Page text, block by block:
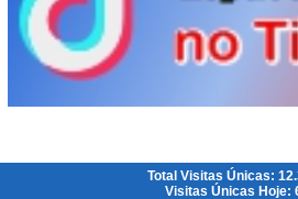
Total Visitas Únicas:
Visitas Únicas Hoje: